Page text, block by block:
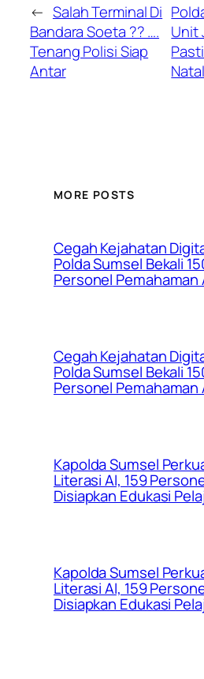
← Salah Terminal Di
Bandara Soeta ?? ….
Tenang Polisi Siap
Antar
Unit
Natal
MORE POSTS
Cegah Kejahatan
Polda Sumsel Bekali
Personel Pemahaman
Cegah Kejahatan
Polda Sumsel Bekali
Personel Pemahaman
Kapolda Sumsel
Literasi AI, 159
Disiapkan Edukasi
Kapolda Sumsel
Literasi AI, 159
Disiapkan Edukasi